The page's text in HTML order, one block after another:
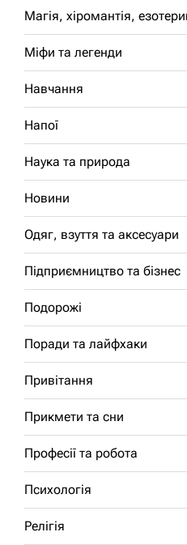
Магія, хіромантія,
Міфи та легенди
Навчання
Напої
Наука та природа
Новини
Одяг, взуття та аксесуари
Підприємництво та бізнес
Подорожі
Поради та лайфхаки
Привітання
Прикмети та сни
Професії та робота
Психологія
Релігія